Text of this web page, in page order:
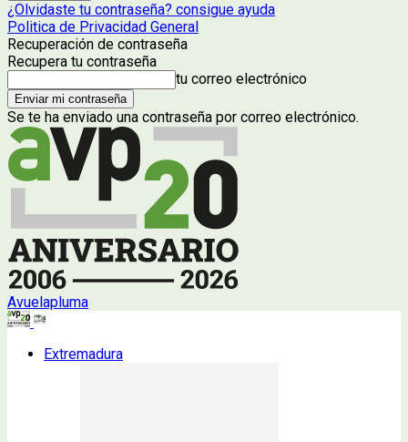
¿Olvidaste tu contraseña? consigue ayuda
Politica de Privacidad General
Recuperación de contraseña
Recupera tu contraseña
tu correo electrónico
Se te ha enviado una contraseña por correo electrónico.
Avuelapluma
Extremadura